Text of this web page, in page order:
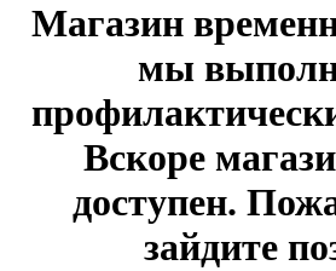
Магазин
мы
Вскоре
доступен.
зайдите